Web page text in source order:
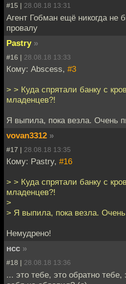
#15 | 28.08.18 13:31
Агент Гобман ещё никогда не
провалу
Pastry »
#16 | 28.08.18 13:33
Кому: Abscess, #3
> > Куда спрятали банку с
младенцев?!
Я выпила, пока везла. Очень
vovan3312 »
#17 | 28.08.18 13:35
Кому: Pastry, #16
> > Куда спрятали банку с
младенцев?!
>
> Я выпила, пока везла. Очень
Немудрено!
нсс »
#18 | 28.08.18 13:36
... это тебе, это обратно тебе,